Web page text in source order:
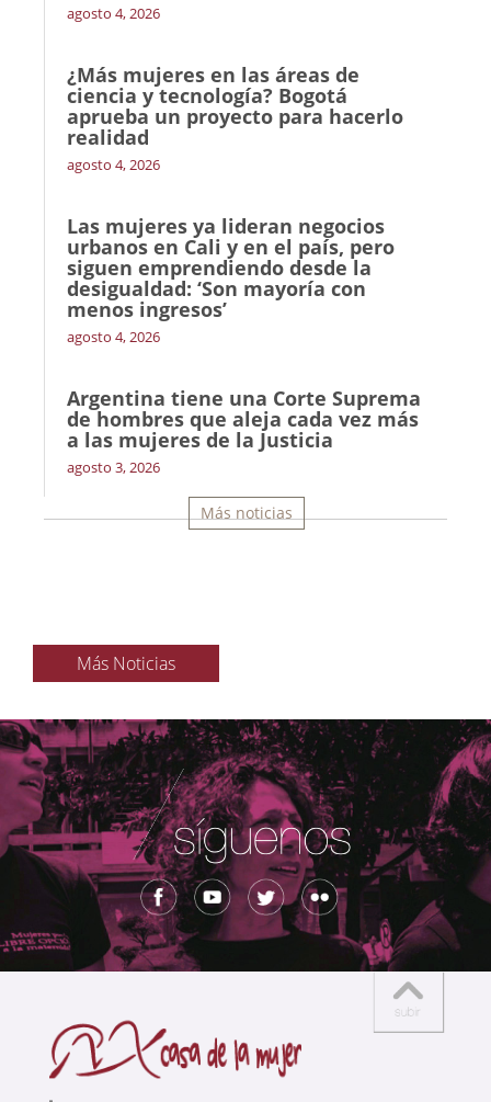
agosto 4, 2026
¿Más mujeres en las áreas de
ciencia y tecnología? Bogotá
aprueba un proyecto para hacerlo
realidad
agosto 4, 2026
Las mujeres ya lideran negocios
urbanos en Cali y en el país, pero
siguen emprendiendo desde la
desigualdad: ‘Son mayoría con
menos ingresos’
agosto 4, 2026
Argentina tiene una Corte Suprema
de hombres que aleja cada vez más
a las mujeres de la Justicia
agosto 3, 2026
Más noticias
Más Noticias